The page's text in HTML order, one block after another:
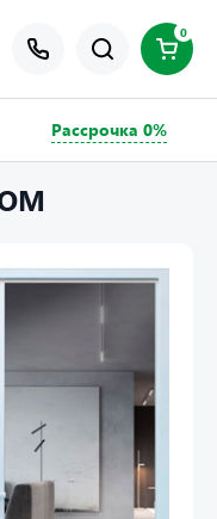
0
Рассрочка 0%